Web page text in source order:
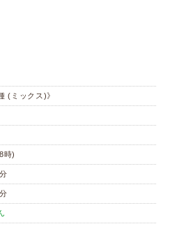
(ミックス)》
時)